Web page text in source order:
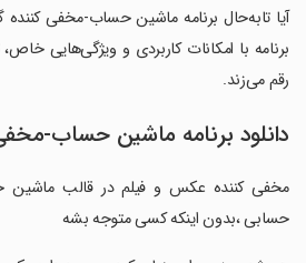
آیا تابه‌حال برنامه ماشین حساب-مخفی کننده
برنامه با امکانات کاربردی و ویژگی‌هایی
رقم می‌زند.
دانلود برنامه ماشین حساب-
مخفی کننده عکس و فیلم در قالب ماشین
حسابی ،بدون اینکه کسی متوجه بشه